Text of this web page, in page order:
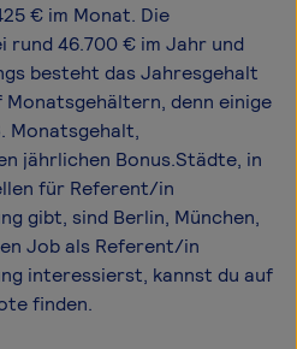
€ im Monat. Die
rund 46.700 € im Jahr und
besteht das Jahresgehalt
denn einige
Monatsgehalt,
jährlichen Bonus.Städte, in
für Referent/in
gibt, sind Berlin, München,
Job als Referent/in
interessierst, kannst du auf
finden.